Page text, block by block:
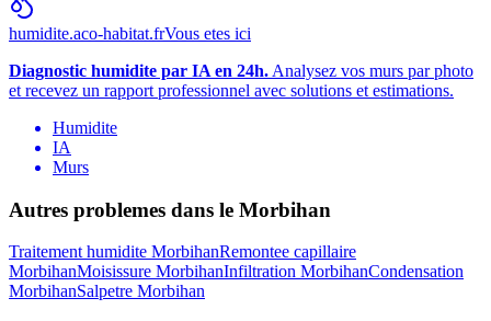
humidite.aco-habitat.frVous etes ici
Diagnostic humidite par IA en 24h. Analysez vos murs par photo
et recevez un rapport professionnel avec solutions et estimations.
Humidite
IA
Murs
Autres problemes dans le Morbihan
Traitement humidite MorbihanRemontee capillaire
MorbihanMoisissure MorbihanInfiltration MorbihanCondensation
MorbihanSalpetre Morbihan